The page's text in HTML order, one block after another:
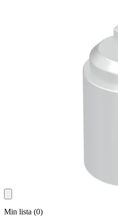
Min lista (0)